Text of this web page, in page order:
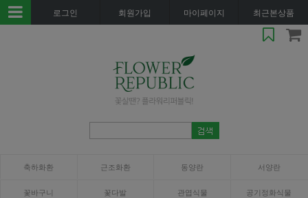
로그인 회원가입 마이페이지 최근본상품
축하화환 근조화환 동양란 서양란
꽃바구니 꽃다발 관엽식물 공기정화식물